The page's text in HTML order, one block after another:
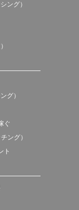
ング）
グ）
ぐ
ング）
ト